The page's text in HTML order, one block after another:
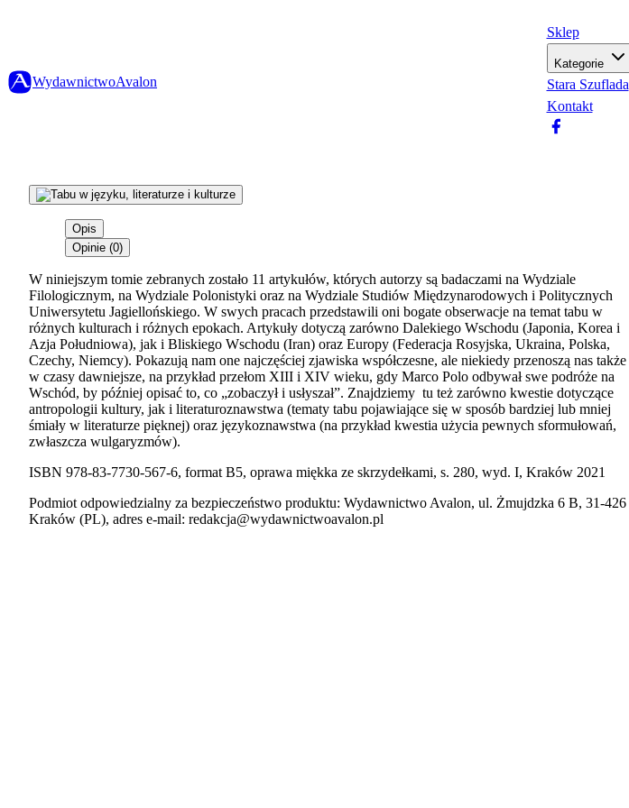
WydawnictwoAvalon
Sklep
Kategorie
Stara Szuflada
Kontakt
Opis
Opinie (0)
W niniejszym tomie zebranych zostało 11 artykułów, których autorzy są badaczami na Wydziale
Filologicznym, na Wydziale Polonistyki oraz na Wydziale Studiów Międzynarodowych i Politycznych
Uniwersytetu Jagiellońskiego. W swych pracach przedstawili oni bogate obserwacje na temat tabu w
różnych kulturach i różnych epokach. Artykuły dotyczą zarówno Dalekiego Wschodu (Japonia, Korea i
Azja Południowa), jak i Bliskiego Wschodu (Iran) oraz Europy (Federacja Rosyjska, Ukraina, Polska,
Czechy, Niemcy). Pokazują nam one najczęściej zjawiska współczesne, ale niekiedy przenoszą nas także
w czasy dawniejsze, na przykład przełom XIII i XIV wieku, gdy Marco Polo odbywał swe podróże na
Wschód, by później opisać to, co „zobaczył i usłyszał”. Znajdziemy tu też zarówno kwestie dotyczące
antropologii kultury, jak i literaturoznawstwa (tematy tabu pojawiające się w sposób bardziej lub mniej
śmiały w literaturze pięknej) oraz językoznawstwa (na przykład kwestia użycia pewnych sformułowań,
zwłaszcza wulgaryzmów).
ISBN 978-83-7730-567-6, format B5, oprawa miękka ze skrzydełkami, s. 280, wyd. I, Kraków 2021
Podmiot odpowiedzialny za bezpieczeństwo produktu: Wydawnictwo Avalon, ul. Żmujdzka 6 B, 31-426
Kraków (PL), adres e-mail: redakcja@wydawnictwoavalon.pl